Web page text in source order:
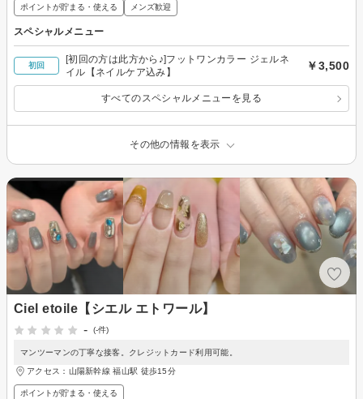
ポイントが貯まる・使える メンズ歓迎
スペシャルメニュー
初回
[初回の方は此方から♪]フットワンカラー ジェルネ
イル【ネイルケア込み】
￥3,500
すべてのスペシャルメニューを見る
その他の情報を表示
Ciel etoile【シエル エトワール】
-
(-件)
マンツーマンの丁寧な接客。クレジットカード利用可能。
アクセス：山陽新幹線 福山駅 徒歩15分
ポイントが貯まる・使える